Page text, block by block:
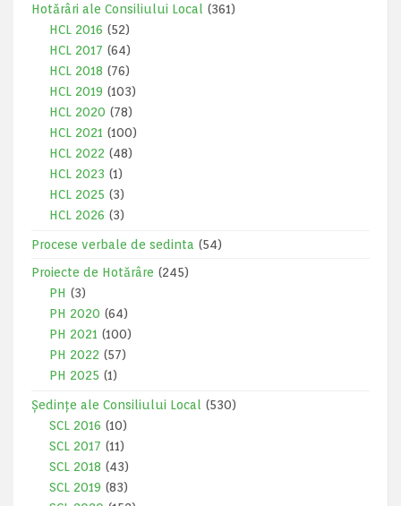
Hotărâri ale Consiliului Local
(361)
HCL 2016 (52)
HCL 2017 (64)
HCL 2018 (76)
HCL 2019 (103)
HCL 2020 (78)
HCL 2021 (100)
HCL 2022 (48)
HCL 2023 (1)
HCL 2025 (3)
HCL 2026 (3)
Procese verbale de sedinta (54)
Proiecte de Hotărâre (245)
PH (3)
PH 2020 (64)
PH 2021 (100)
PH 2022 (57)
PH 2025 (1)
Ședințe ale Consiliului Local
(530)
SCL 2016 (10)
SCL 2017 (11)
SCL 2018 (43)
SCL 2019 (83)